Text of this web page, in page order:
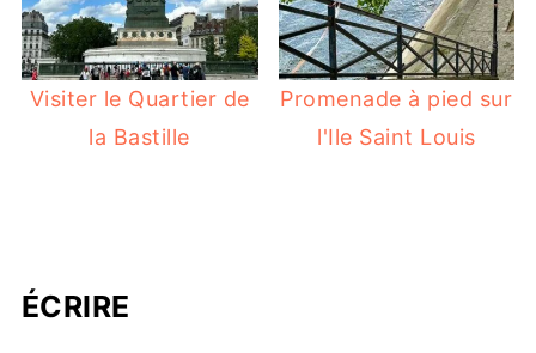
Visiter le Quartier de
la Bastille
Promenade à pied sur
l'Ile Saint Louis
ÉCRIRE